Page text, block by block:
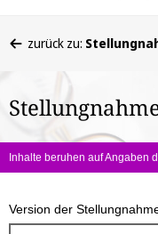
befinden
hier:
zurück zu:
Inhalte beruhen auf Angaben
Version der